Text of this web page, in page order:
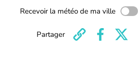
Recevoir la météo de ma ville
Partager